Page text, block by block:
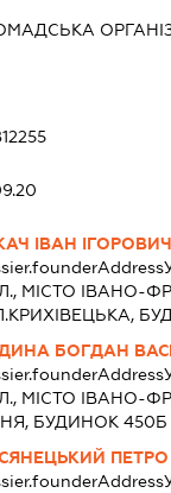
ІВАН ІГОРОВИЧ
МІСТО ІВАНО-
БОГДАН
МІСТО ІВАНО-
БУДИНОК 450Б